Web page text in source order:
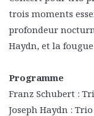
trois moments
profondeur
Haydn, et la
Programme
Franz Schubert :
Joseph Haydn :